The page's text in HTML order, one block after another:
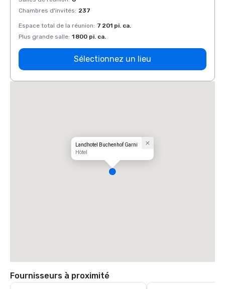
Chambres d'invités: 237
Espace total de la réunion: 7 201 pi. ca.
Plus grande salle: 1 800 pi. ca.
Sélectionnez un lieu
Landhotel Buchenhof Garni
Hôtel
Fournisseurs à proximité